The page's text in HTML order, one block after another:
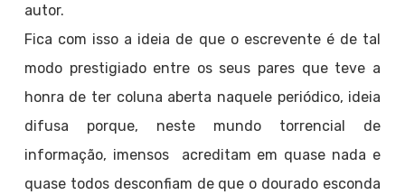
autor.
Fica com isso a ideia de que o escrevente é de tal
modo prestigiado entre os seus pares que teve a
honra de ter coluna aberta naquele periódico, ideia
difusa porque, neste mundo torrencial de
informação, imensos acreditam em quase nada e
quase todos desconfiam de que o dourado esconda